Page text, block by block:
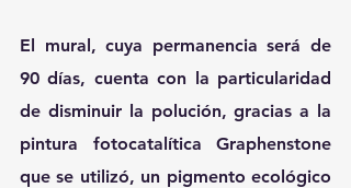
El mural, cuya permanencia será de
90 días, cuenta con la particularidad
de disminuir la polución, gracias a la
pintura fotocatalítica Graphenstone
que se utilizó, un pigmento ecológico